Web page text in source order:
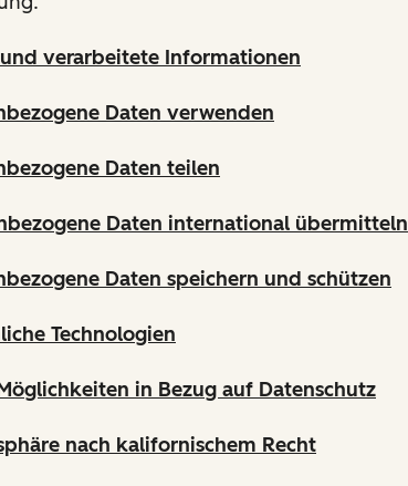
verarbeitete Informationen
Daten verwenden
Daten teilen
Daten international übermitteln
Daten speichern und schützen
Technologien
in Bezug auf Datenschutz
nach kalifornischem Recht